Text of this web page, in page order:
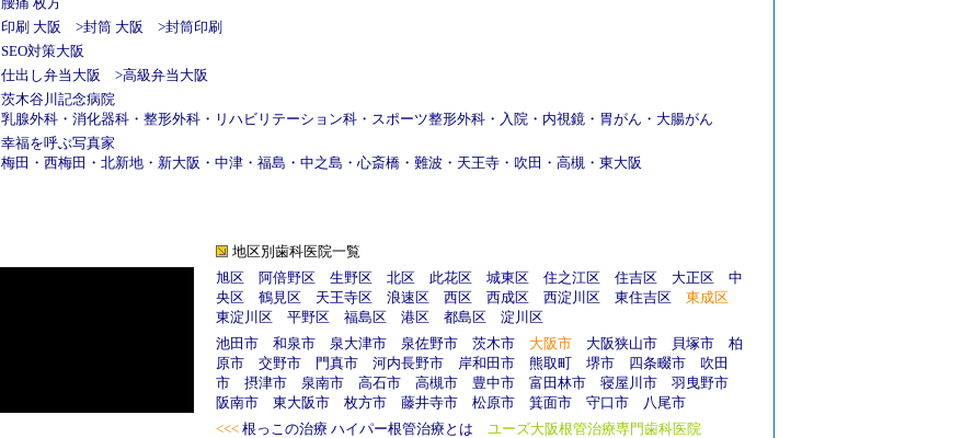
印刷 大阪 >封筒 大阪 >封筒印刷
SEO対策大阪
仕出し弁当大阪 >高級弁当大阪
茨木谷川記念病院
乳腺外科 ・ 消化器科 ・ 整形外科 ・ リハビリテーション科 ・ スポーツ整形外科 ・ 入院 ・ 内視鏡 ・ 胃がん ・ 大腸がん
幸福を呼ぶ写真家
梅田 ・ 西梅田 ・ 北新地 ・ 新大阪 ・ 中津 ・ 福島 ・ 中之島 ・ 心斎橋 ・ 難波 ・ 天王寺 ・ 吹田 ・ 高槻 ・ 東大阪
地区別歯科医院一覧
旭区
阿倍野区 生野区 北区 此花区 城東区 住之江区 住吉区 大正区
中
央区
鶴見区 天王寺区 浪速区 西区 西成区 西淀川区 東住吉区
東成区
東淀川区
平野区 福島区 港区 都島区
淀川区
池田市
和泉市 泉大津市 泉佐野市 茨木市 大阪市 大阪狭山市 貝塚市
柏
原市
交野市 門真市 河内長野市 岸和田市 熊取町 堺市 四条畷市
吹田
市
摂津市 泉南市 高石市 高槻市 豊中市 富田林市 寝屋川市
羽曳野市
阪南市
東大阪市 枚方市 藤井寺市 松原市 箕面市 守口市
八尾市
<<< 根っこの治療 ハイパー根管治療とは ユーズ大阪根管治療専門歯科医院